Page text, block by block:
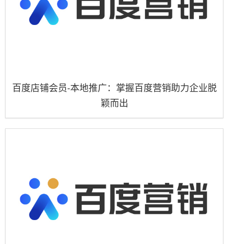
百度店铺会员-本地推广：掌握百度营销助力企业脱
颖而出